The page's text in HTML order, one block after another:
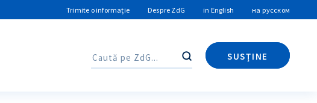
Trimite o informație Despre ZdG in English на русском
Caută
SUSȚINE
Caută